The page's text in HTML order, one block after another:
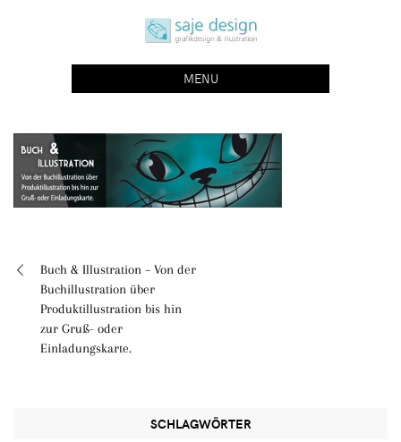
saje design bonn
grafikdesign | buchgestaltung | illustration
MENU
Beitragsnavigation
Buch & Illustration – Von der
Buchillustration über
Produktillustration bis hin
zur Gruß- oder
Einladungskarte.
SCHLAGWÖRTER